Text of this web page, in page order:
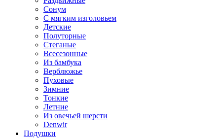
Сонум
С мягким изголовьем
Детские
Полуторные
Стеганые
Всесезонные
Из бамбука
Верблюжье
Пуховые
Зимние
Тонкие
Летние
Из овечьей шерсти
Denwir
Подушки